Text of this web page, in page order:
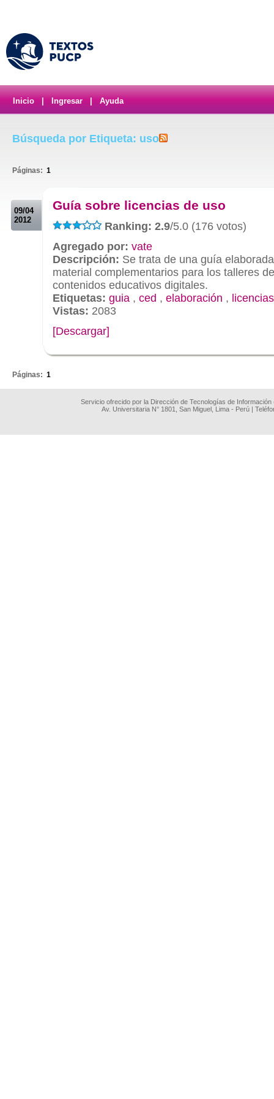
Inicio Ingresar Ayuda
Búsqueda por Etiqueta: uso
Páginas: 1
09/04
2012
Guía sobre licencias de uso
Ranking: 2.9/5.0 (176 votos)
Agregado por: vate
Descripción: Se trata de una guía
material complementarios para los talleres
contenidos educativos digitales.
Etiquetas: guia , ced , elaboración , licencias
Vistas: 2083
[Descargar]
Páginas: 1
Servicio ofrecido por la Dirección de Tecnologías de
Av. Universitaria N° 1801, San Miguel, Lima - Perú |